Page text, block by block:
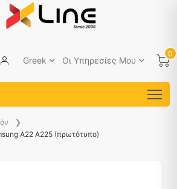
Greek Οι Υπηρεσίες Μου
0
A22 A225 (πρωτότυπο)